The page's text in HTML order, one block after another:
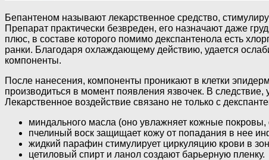
Бепантеном называют лекарственное средство,
Препарат практически безвреден, его назначают даже
плюс, в составе которого помимо декспантенола есть
ранки. Благодаря охлаждающему действию, удается
компоненты.
После нанесения, компоненты проникают в клетки
производиться в момент появления язвочек. В
Лекарственное воздействие связано не только с
миндального масла (оно увлажняет кожные покровы,
пчелиный воск защищает кожу от попадания в нее
жидкий парафин стимулирует циркуляцию крови в
цетиловый спирт и ланол создают барьерную пленку.